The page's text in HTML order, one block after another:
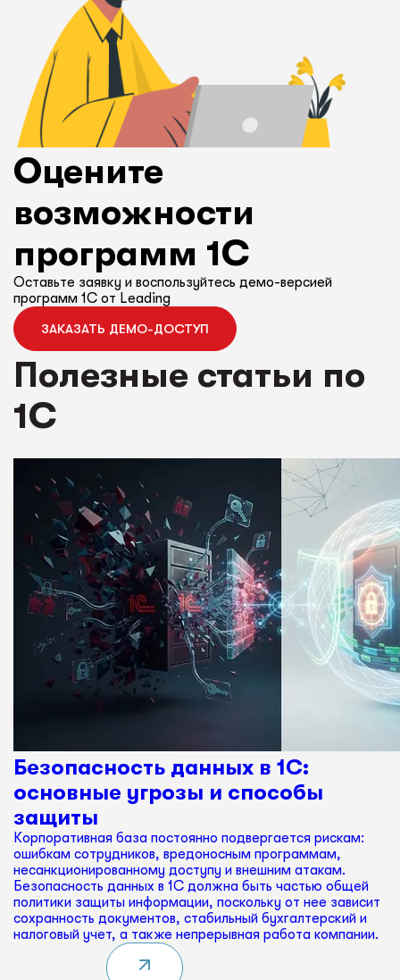
Оцените
возможности
программ 1С
Оставьте заявку и воспользуйтесь демо-версией
программ 1С от Leading
ЗАКАЗАТЬ ДЕМО-ДОСТУП
Полезные статьи по
1С
Безопасность данных в 1С:
основные угрозы и способы
защиты
Корпоративная база постоянно подвергается рискам:
ошибкам сотрудников, вредоносным программам,
несанкционированному доступу и внешним атакам.
Безопасность данных в 1С должна быть частью общей
политики защиты информации, поскольку от нее зависит
сохранность документов, стабильный бухгалтерский и
налоговый учет, а также непрерывная работа компании.